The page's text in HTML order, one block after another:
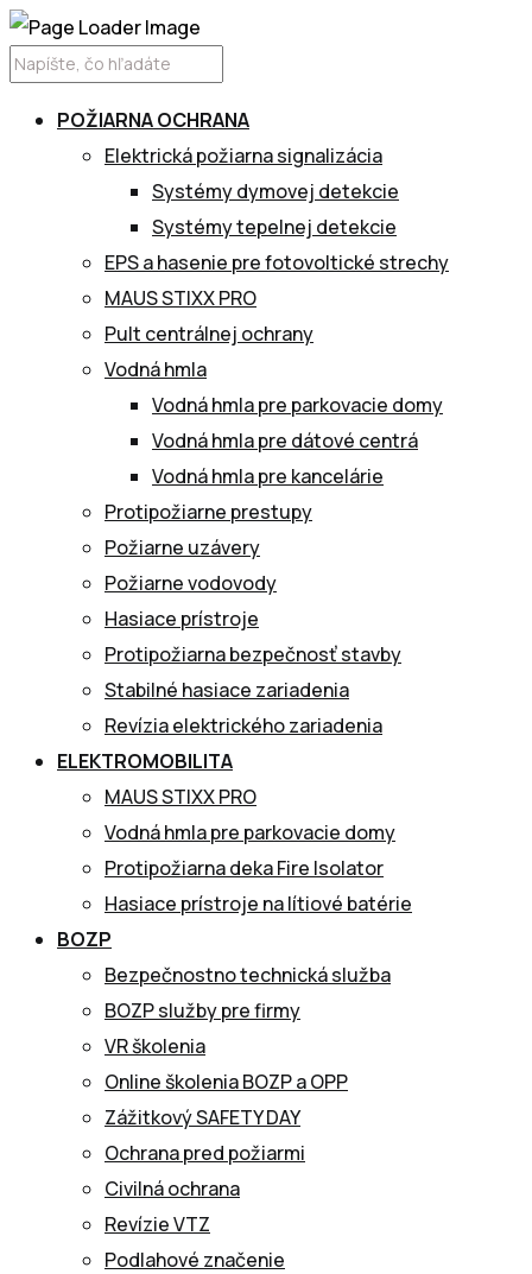
POŽIARNA OCHRANA
Elektrická požiarna signalizácia
Systémy dymovej detekcie
Systémy tepelnej detekcie
EPS a hasenie pre fotovoltické strechy
MAUS STIXX PRO
Pult centrálnej ochrany
Vodná hmla
Vodná hmla pre parkovacie domy
Vodná hmla pre dátové centrá
Vodná hmla pre kancelárie
Protipožiarne prestupy
Požiarne uzávery
Požiarne vodovody
Hasiace prístroje
Protipožiarna bezpečnosť stavby
Stabilné hasiace zariadenia
Revízia elektrického zariadenia
ELEKTROMOBILITA
MAUS STIXX PRO
Vodná hmla pre parkovacie domy
Protipožiarna deka Fire Isolator
Hasiace prístroje na lítiové batérie
BOZP
Bezpečnostno technická služba
BOZP služby pre firmy
VR školenia
Online školenia BOZP a OPP
Zážitkový SAFETY DAY
Ochrana pred požiarmi
Civilná ochrana
Revízie VTZ
Podlahové značenie